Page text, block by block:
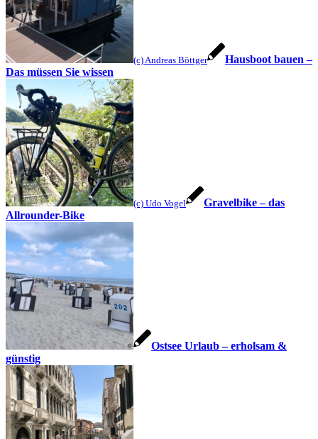
(c) Andreas Böttger
Hausboot bauen –
Das müssen Sie wissen
(c) Udo Vogel
Gravelbike – das
Allrounder-Bike
Ostsee Urlaub – erholsam &
günstig